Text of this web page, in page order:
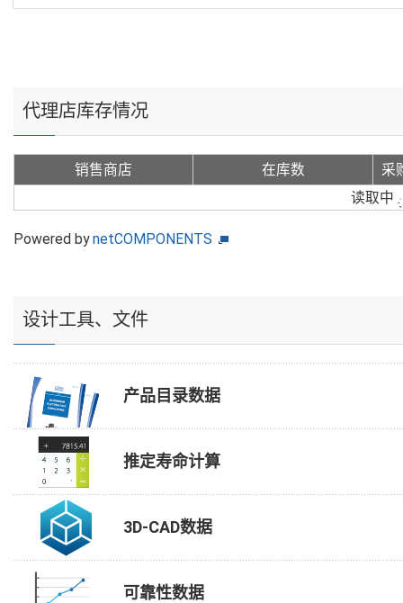
代理店库存情况
销售商店 在库数
采
读取中
Powered bynetCOMPONENTS
设计工具、文件
产品目录数据
推定寿命计算
3D-CAD数据
可靠性数据